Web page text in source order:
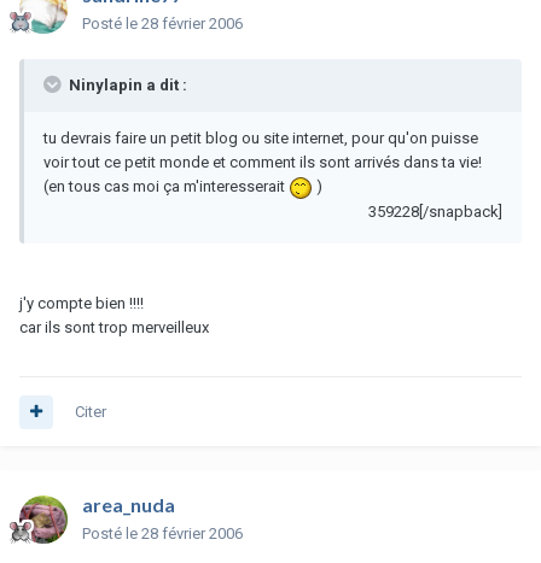
Posté le 28 février 2006
Ninylapin a dit :
tu devrais faire un petit blog ou site internet, pour qu'on puisse
voir tout ce petit monde et comment ils sont arrivés dans ta vie!
(en tous cas moi ça m'interesserait
)
359228[/snapback]
j'y compte bien !!!!
car ils sont trop merveilleux
Citer
area_nuda
Posté le 28 février 2006